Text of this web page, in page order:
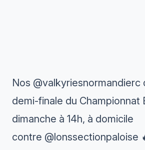
Nos @valkyriesnormandierc
demi-finale du Championnat
dimanche à 14h, à domicile
contre @lonssectionpaloise